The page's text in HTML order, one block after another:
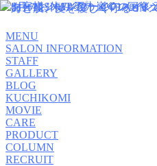
MENU
SALON INFORMATION
STAFF
GALLERY
BLOG
KUCHIKOMI
MOVIE
CARE
PRODUCT
COLUMN
RECRUIT